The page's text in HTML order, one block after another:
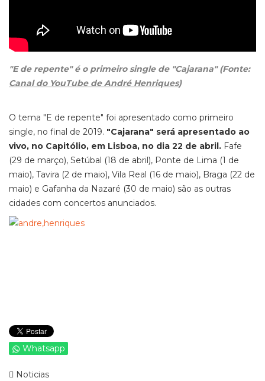
"E de repente" é o primeiro single de "Cajarana" (Fonte:
Canal do YouTube de André Henriques)
O tema "E de repente" foi apresentado como primeiro
single, no final de 2019. "Cajarana" será apresentado ao
vivo, no Capitólio, em Lisboa, no dia 22 de abril. Fafe
(29 de março), Setúbal (18 de abril), Ponte de Lima (1 de
maio), Tavira (2 de maio), Vila Real (16 de maio), Braga (22 de
maio) e Gafanha da Nazaré (30 de maio) são as outras
cidades com concertos anunciados.
Whatsapp
Noticias